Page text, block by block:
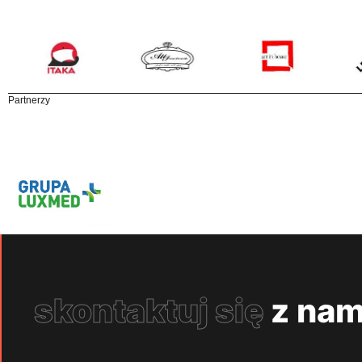
Partnerzy
skontaktuj się z